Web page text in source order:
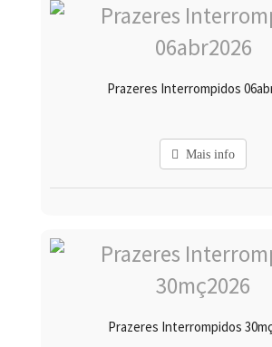
Prazeres Interrompidos
Mais info
Prazeres Interrompidos